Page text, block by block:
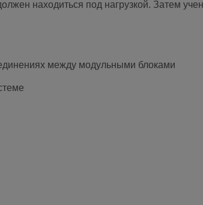
находиться под нагрузкой. Затем
между модульными блоками